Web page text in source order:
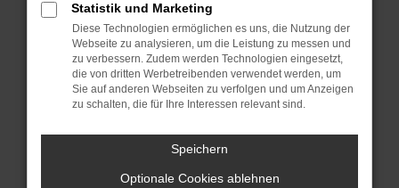
Betriebssystem auf dem neuesten Stand
sind.
Veraltete Software birgt nicht nur ein
Sicherheitsrisiko, sondern kann auch dazu
führen, dass bestimmte Funktionen nicht mehr
unterstützt werden.
Wende dich an den Webseitenbetreiber.
Wenn du alle oben genannten Schritte versucht
hast, kontaktiere uns bitte. Wir werden
Statistik und Marketing
Diese Technologien ermöglichen es uns, die Nutzung der
Webseite zu analysieren, um die Leistung zu messen und
zu verbessern. Zudem werden Technologien eingesetzt,
die von dritten Werbetreibenden verwendet werden, um
Sie auf anderen Webseiten zu verfolgen und um Anzeigen
zu schalten, die für Ihre Interessen relevant sind.
Speichern
Optionale Cookies ablehnen